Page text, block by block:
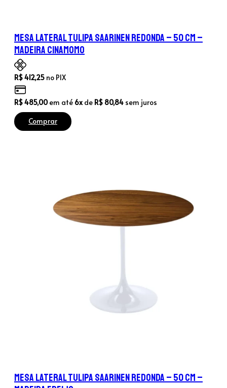
Mesa Lateral Tulipa Saarinen Redonda – 50 cm –
Madeira Cinamomo
R$412,25 no PIX
R$485,00em até 6x de R$ 80,84 sem juros
Comprar
Mesa Lateral Tulipa Saarinen Redonda – 50 cm –